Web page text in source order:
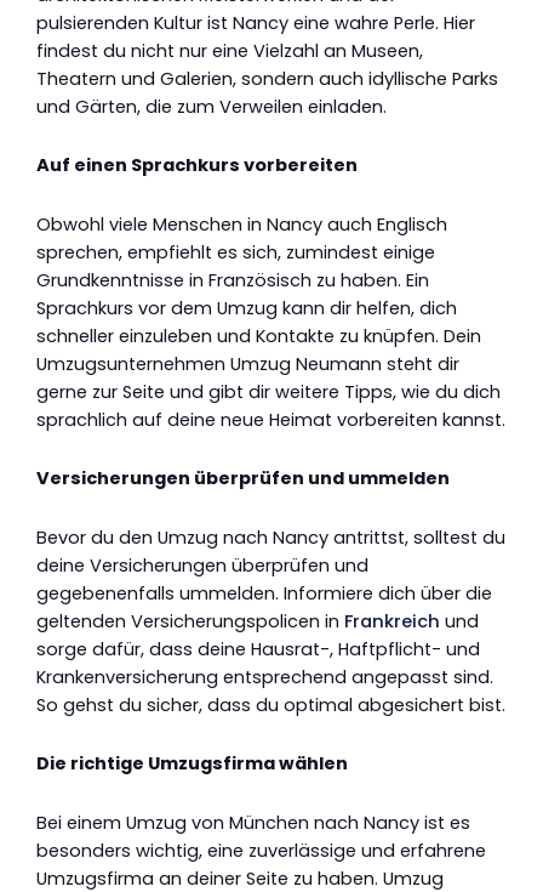
pulsierenden Kultur ist Nancy eine wahre Perle. Hier
findest du nicht nur eine Vielzahl an Museen,
Theatern und Galerien, sondern auch idyllische Parks
und Gärten, die zum Verweilen einladen.
Auf einen Sprachkurs vorbereiten
Obwohl viele Menschen in Nancy auch Englisch
sprechen, empfiehlt es sich, zumindest einige
Grundkenntnisse in Französisch zu haben. Ein
Sprachkurs vor dem Umzug kann dir helfen, dich
schneller einzuleben und Kontakte zu knüpfen. Dein
Umzugsunternehmen Umzug Neumann steht dir
gerne zur Seite und gibt dir weitere Tipps, wie du dich
sprachlich auf deine neue Heimat vorbereiten kannst.
Versicherungen überprüfen und ummelden
Bevor du den Umzug nach Nancy antrittst, solltest du
deine Versicherungen überprüfen und
gegebenenfalls ummelden. Informiere dich über die
geltenden Versicherungspolicen in Frankreich und
sorge dafür, dass deine Hausrat-, Haftpflicht- und
Krankenversicherung entsprechend angepasst sind.
So gehst du sicher, dass du optimal abgesichert bist.
Die richtige Umzugsfirma wählen
Bei einem Umzug von München nach Nancy ist es
besonders wichtig, eine zuverlässige und erfahrene
Umzugsfirma an deiner Seite zu haben. Umzug